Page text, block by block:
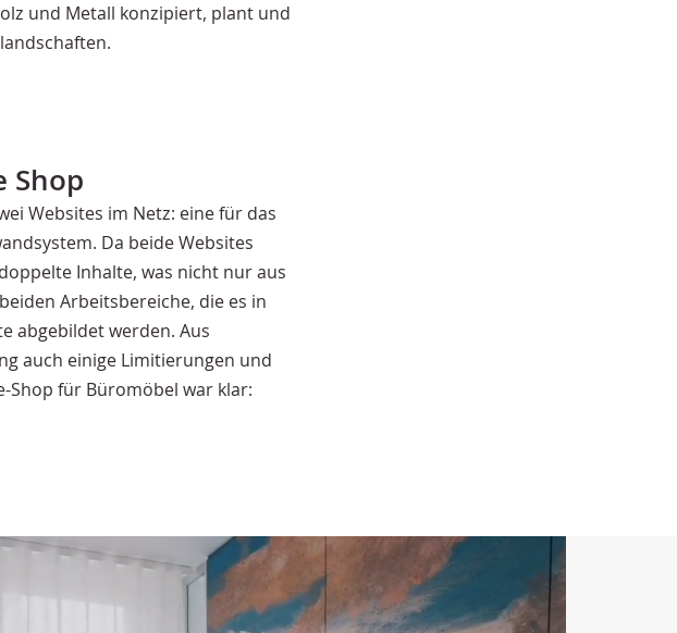
und Metall konzipiert, plant und
Shop
Websites im Netz: eine für das
Da beide Websites
Inhalte, was nicht nur aus
Arbeitsbereiche, die es in
abgebildet werden. Aus
auch einige Limitierungen und
Shop für Büromöbel war klar: